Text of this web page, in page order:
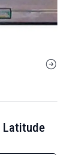
Latitude